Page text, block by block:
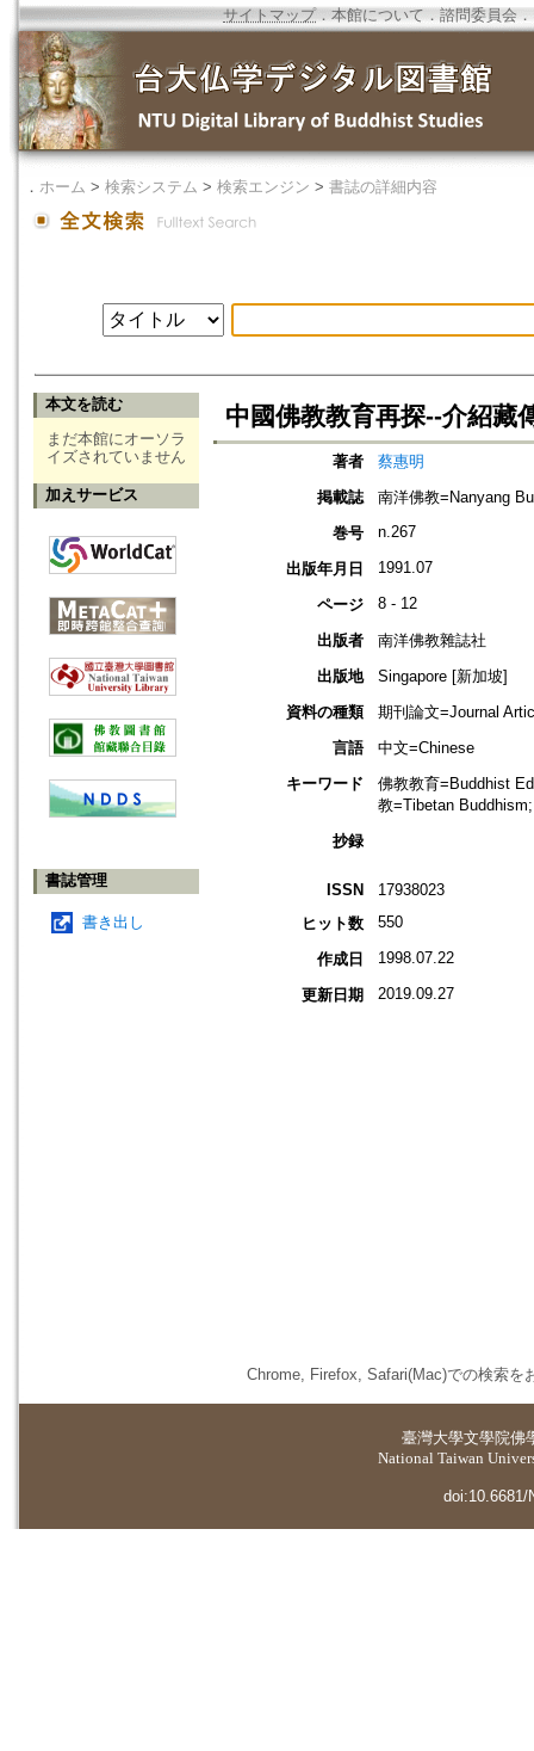
サイトマップ．本館について ． 諮問委員会 ．
． ホーム > 検索システム > 検索エンジン > 書誌の詳細内容
本文を読む
まだ本館にオーソラ
イズされていません
加えサービス
書誌管理
書き出し
中國佛教教育再探--介紹藏
著者
蔡惠明
掲載誌
南洋佛教=Nanyang
巻号
n.267
出版年月日 1991.07
ページ 8 - 12
出版者
南洋佛教雜誌社
出版地
Singapore [新加坡]
資料の種類
期刊論文=Journal
言語
中文=Chinese
キーワード
佛教教育=Buddhist
教=Tibetan
抄録
ISSN
17938023
ヒット数
550
作成日 1998.07.22
更新日期 2019.09.27
Chrome, Firefox, Safari(Mac)での検索を
臺灣大學文學院佛
National Taiwan
doi:10.6681/